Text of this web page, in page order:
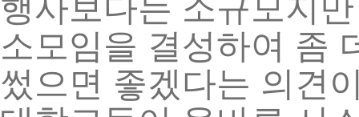
행사보다는 소규모지만
소모임을 결성하여 좀
썼으면 좋겠다는 의견